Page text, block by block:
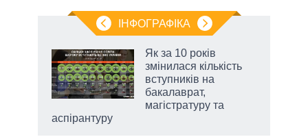
ІНФОГРАФІКА
Як за 10 років
змінилася кількість
вступників на
бакалаврат,
магістратуру та
аспірантуру